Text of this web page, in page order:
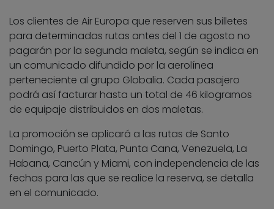
Los clientes de Air Europa que reserven sus billetes
para determinadas rutas antes del 1 de agosto no
pagarán por la segunda maleta, según se indica en
un comunicado difundido por la aerolínea
perteneciente al grupo Globalia. Cada pasajero
podrá así facturar hasta un total de 46 kilogramos
de equipaje distribuidos en dos maletas.
La promoción se aplicará a las rutas de Santo
Domingo, Puerto Plata, Punta Cana, Venezuela, La
Habana, Cancún y Miami, con independencia de las
fechas para las que se realice la reserva, se detalla
en el comunicado.